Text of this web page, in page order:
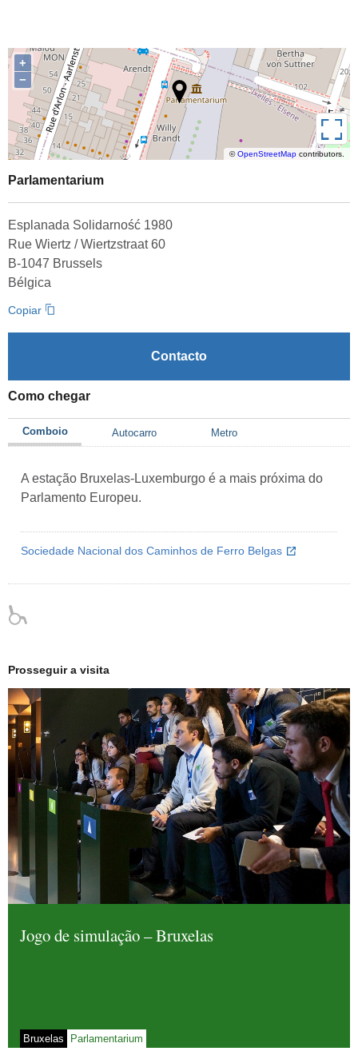
+
−
©OpenStreetMap contributors.
Parlamentarium
Esplanada Solidarność 1980
Rue Wiertz / Wiertzstraat 60
B-1047 Brussels
Bélgica
Copiar
Contacto
Como chegar
Comboio Autocarro Metro
A estação Bruxelas-Luxemburgo é a mais próxima do
Parlamento Europeu.
Sociedade Nacional dos Caminhos de Ferro Belgas
Prosseguir a visita
Jogo de simulação – Bruxelas
Bruxelas Parlamentarium